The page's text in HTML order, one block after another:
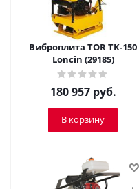
Виброплита TOR TK-150
Loncin (29185)
180 957руб.
В корзину